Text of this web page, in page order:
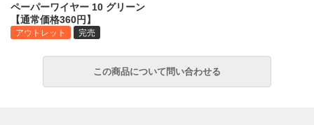
ペーパーワイヤー 10 グリーン
【通常価格360円】
アウトレット 完売